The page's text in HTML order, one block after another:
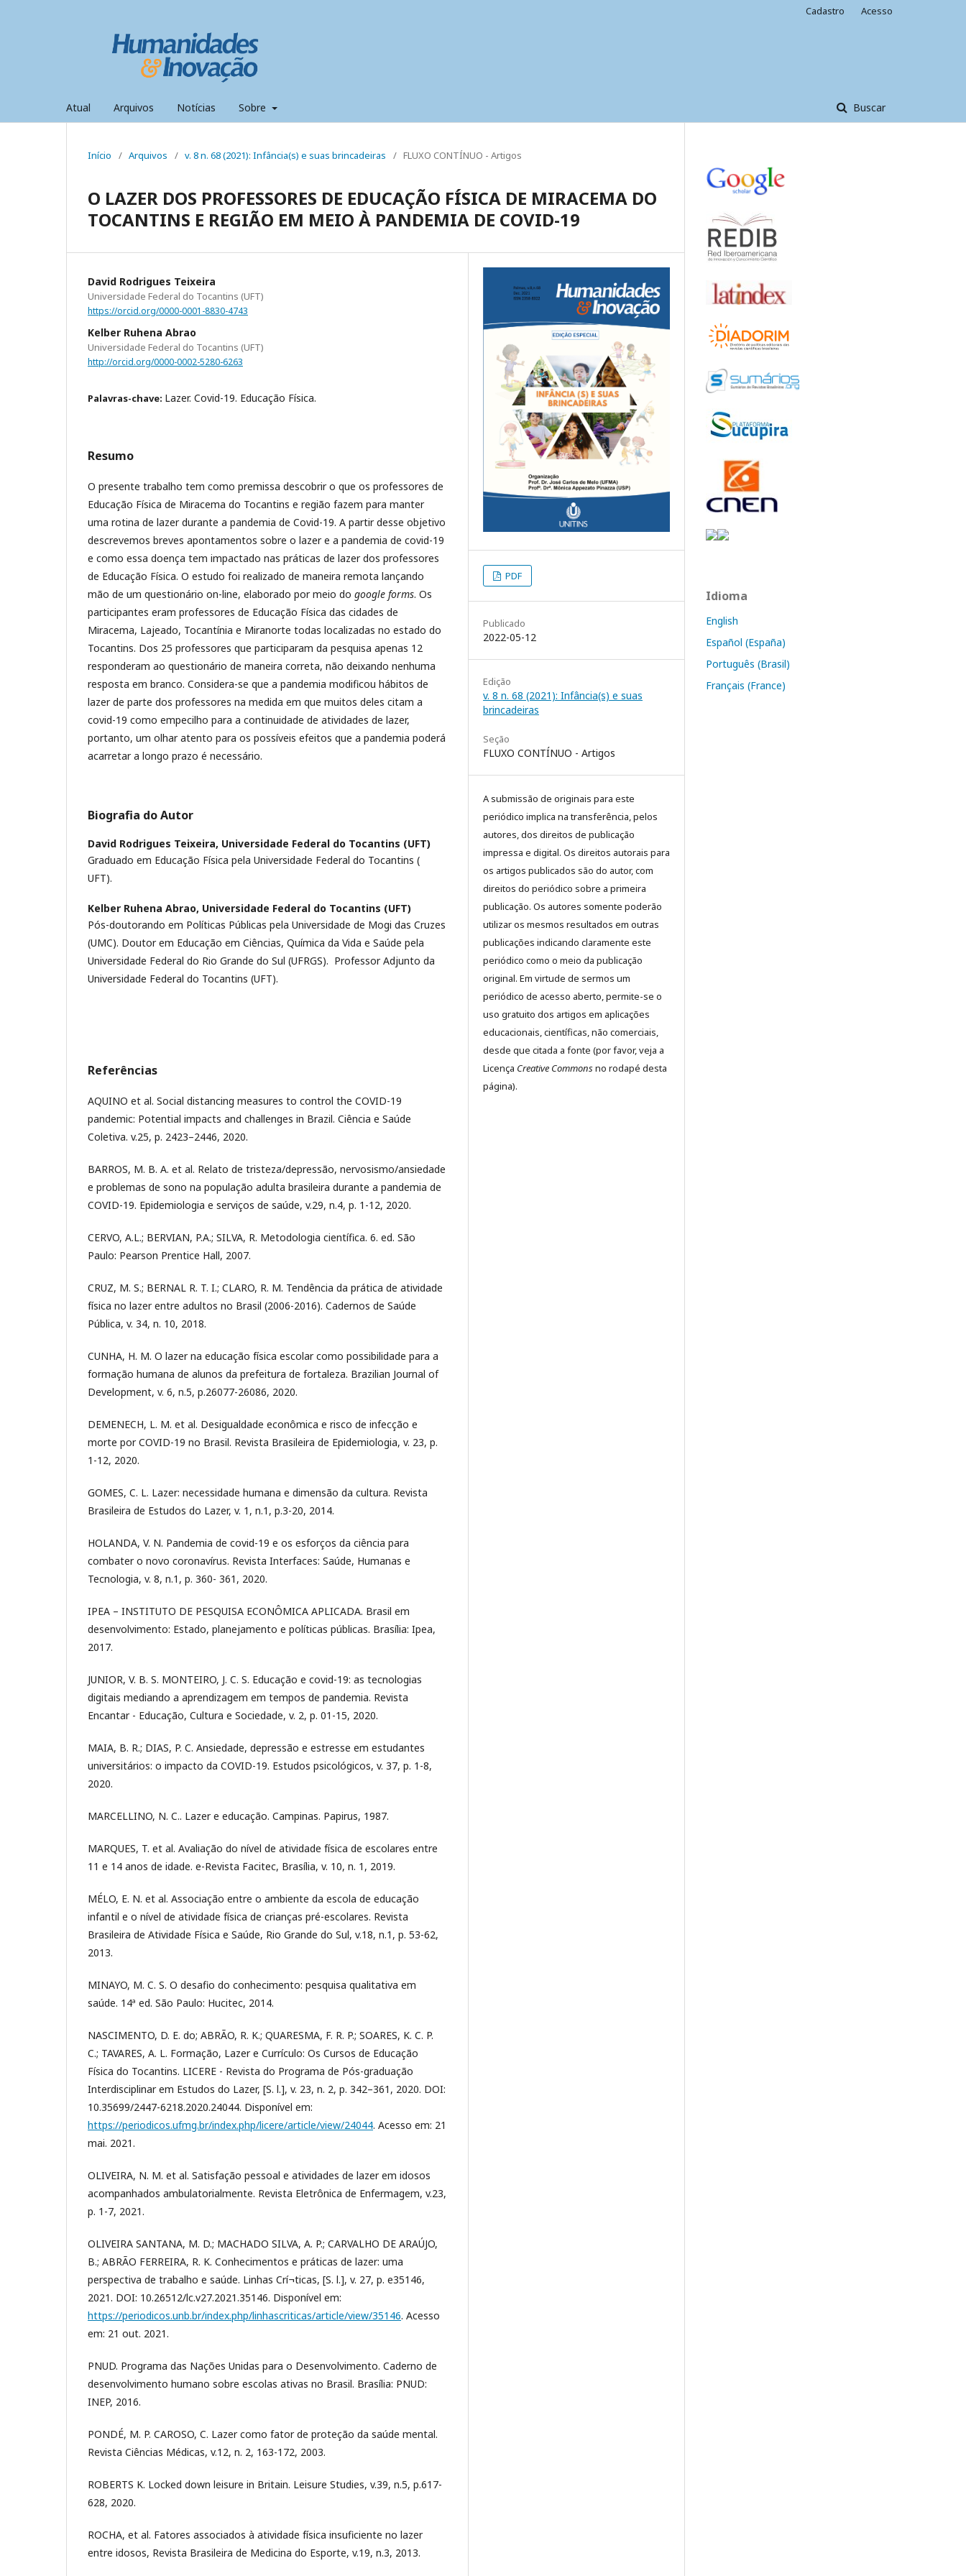
Atual Arquivos Notícias Sobre Buscar
Cadastro Acesso
Início / Arquivos / v. 8 n. 68 (2021): Infância(s) e suas brincadeiras / FLUXO CONTÍNUO - Artigos
O LAZER DOS PROFESSORES DE EDUCAÇÃO FÍSICA DE MIRACEMA DO
TOCANTINS E REGIÃO EM MEIO À PANDEMIA DE COVID-19
David Rodrigues Teixeira
Universidade Federal do Tocantins (UFT)
https://orcid.org/0000-0001-8830-4743
Kelber Ruhena Abrao
Universidade Federal do Tocantins (UFT)
http://orcid.org/0000-0002-5280-6263
Palavras-chave: Lazer. Covid-19. Educação Física.
Resumo
O presente trabalho tem como premissa descobrir o que os professores de
Educação Física de Miracema do Tocantins e região fazem para manter
uma rotina de lazer durante a pandemia de Covid-19. A partir desse objetivo
descrevemos breves apontamentos sobre o lazer e a pandemia de covid-19
e como essa doença tem impactado nas práticas de lazer dos professores
de Educação Física. O estudo foi realizado de maneira remota lançando
mão de um questionário on-line, elaborado por meio do google forms. Os
participantes eram professores de Educação Física das cidades de
Miracema, Lajeado, Tocantínia e Miranorte todas localizadas no estado do
Tocantins. Dos 25 professores que participaram da pesquisa apenas 12
responderam ao questionário de maneira correta, não deixando nenhuma
resposta em branco. Considera-se que a pandemia modificou hábitos de
lazer de parte dos professores na medida em que muitos deles citam a
covid-19 como empecilho para a continuidade de atividades de lazer,
portanto, um olhar atento para os possíveis efeitos que a pandemia poderá
acarretar a longo prazo é necessário.
Biografia do Autor
David Rodrigues Teixeira, Universidade Federal do Tocantins (UFT)
Graduado em Educação Física pela Universidade Federal do Tocantins (
UFT).
Kelber Ruhena Abrao, Universidade Federal do Tocantins (UFT)
Pós-doutorando em Políticas Públicas pela Universidade de Mogi das Cruzes
(UMC). Doutor em Educação em Ciências, Química da Vida e Saúde pela
Universidade Federal do Rio Grande do Sul (UFRGS). Professor Adjunto da
Universidade Federal do Tocantins (UFT).
Referências
AQUINO et al. Social distancing measures to control the COVID-19
pandemic: Potential impacts and challenges in Brazil. Ciência e Saúde
Coletiva. v.25, p. 2423–2446, 2020.
BARROS, M. B. A. et al. Relato de tristeza/depressão, nervosismo/ansiedade
e problemas de sono na população adulta brasileira durante a pandemia de
COVID-19. Epidemiologia e serviços de saúde, v.29, n.4, p. 1-12, 2020.
CERVO, A.L.; BERVIAN, P.A.; SILVA, R. Metodologia científica. 6. ed. São
Paulo: Pearson Prentice Hall, 2007.
CRUZ, M. S.; BERNAL R. T. I.; CLARO, R. M. Tendência da prática de atividade
física no lazer entre adultos no Brasil (2006-2016). Cadernos de Saúde
Pública, v. 34, n. 10, 2018.
CUNHA, H. M. O lazer na educação física escolar como possibilidade para a
formação humana de alunos da prefeitura de fortaleza. Brazilian Journal of
Development, v. 6, n.5, p.26077-26086, 2020.
DEMENECH, L. M. et al. Desigualdade econômica e risco de infecção e
morte por COVID-19 no Brasil. Revista Brasileira de Epidemiologia, v. 23, p.
1-12, 2020.
GOMES, C. L. Lazer: necessidade humana e dimensão da cultura. Revista
Brasileira de Estudos do Lazer, v. 1, n.1, p.3-20, 2014.
HOLANDA, V. N. Pandemia de covid-19 e os esforços da ciência para
combater o novo coronavírus. Revista Interfaces: Saúde, Humanas e
Tecnologia, v. 8, n.1, p. 360- 361, 2020.
IPEA – INSTITUTO DE PESQUISA ECONÔMICA APLICADA. Brasil em
desenvolvimento: Estado, planejamento e políticas públicas. Brasília: Ipea,
2017.
JUNIOR, V. B. S. MONTEIRO, J. C. S. Educação e covid-19: as tecnologias
digitais mediando a aprendizagem em tempos de pandemia. Revista
Encantar - Educação, Cultura e Sociedade, v. 2, p. 01-15, 2020.
MAIA, B. R.; DIAS, P. C. Ansiedade, depressão e estresse em estudantes
universitários: o impacto da COVID-19. Estudos psicológicos, v. 37, p. 1-8,
2020.
MARCELLINO, N. C.. Lazer e educação. Campinas. Papirus, 1987.
MARQUES, T. et al. Avaliação do nível de atividade física de escolares entre
11 e 14 anos de idade. e-Revista Facitec, Brasília, v. 10, n. 1, 2019.
MÉLO, E. N. et al. Associação entre o ambiente da escola de educação
infantil e o nível de atividade física de crianças pré-escolares. Revista
Brasileira de Atividade Física e Saúde, Rio Grande do Sul, v.18, n.1, p. 53-62,
2013.
MINAYO, M. C. S. O desafio do conhecimento: pesquisa qualitativa em
saúde. 14ª ed. São Paulo: Hucitec, 2014.
NASCIMENTO, D. E. do; ABRÃO, R. K.; QUARESMA, F. R. P.; SOARES, K. C. P.
C.; TAVARES, A. L. Formação, Lazer e Currículo: Os Cursos de Educação
Física do Tocantins. LICERE - Revista do Programa de Pós-graduação
Interdisciplinar em Estudos do Lazer, [S. l.], v. 23, n. 2, p. 342–361, 2020. DOI:
10.35699/2447-6218.2020.24044. Disponível em:
https://periodicos.ufmg.br/index.php/licere/article/view/24044. Acesso em: 21
mai. 2021.
OLIVEIRA, N. M. et al. Satisfação pessoal e atividades de lazer em idosos
acompanhados ambulatorialmente. Revista Eletrônica de Enfermagem, v.23,
p. 1-7, 2021.
OLIVEIRA SANTANA, M. D.; MACHADO SILVA, A. P.; CARVALHO DE ARAÚJO,
B.; ABRÃO FERREIRA, R. K. Conhecimentos e práticas de lazer: uma
perspectiva de trabalho e saúde. Linhas Crí¬ticas, [S. l.], v. 27, p. e35146,
2021. DOI: 10.26512/lc.v27.2021.35146. Disponível em:
https://periodicos.unb.br/index.php/linhascriticas/article/view/35146. Acesso
em: 21 out. 2021.
PNUD. Programa das Nações Unidas para o Desenvolvimento. Caderno de
desenvolvimento humano sobre escolas ativas no Brasil. Brasília: PNUD:
INEP, 2016.
PONDÉ, M. P. CAROSO, C. Lazer como fator de proteção da saúde mental.
Revista Ciências Médicas, v.12, n. 2, 163-172, 2003.
ROBERTS K. Locked down leisure in Britain. Leisure Studies, v.39, n.5, p.617-
628, 2020.
ROCHA, et al. Fatores associados à atividade física insuficiente no lazer
entre idosos, Revista Brasileira de Medicina do Esporte, v.19, n.3, 2013.
PDF
Publicado
2022-05-12
Edição
v. 8 n. 68 (2021): Infância(s) e suas
brincadeiras
Seção
FLUXO CONTÍNUO - Artigos
A submissão de originais para este
periódico implica na transferência, pelos
autores, dos direitos de publicação
impressa e digital. Os direitos autorais para
os artigos publicados são do autor, com
direitos do periódico sobre a primeira
publicação. Os autores somente poderão
utilizar os mesmos resultados em outras
publicações indicando claramente este
periódico como o meio da publicação
original. Em virtude de sermos um
periódico de acesso aberto, permite-se o
uso gratuito dos artigos em aplicações
educacionais, científicas, não comerciais,
desde que citada a fonte (por favor, veja a
Licença Creative Commonsno rodapé desta
página).
Idioma
English
Español (España)
Português (Brasil)
Français (France)